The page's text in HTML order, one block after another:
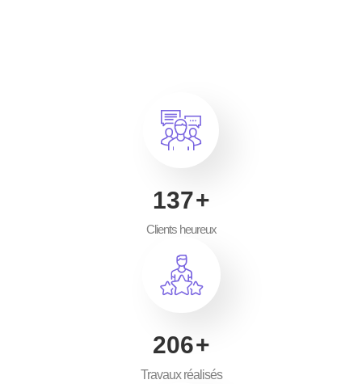
200+
Clients heureux
300+
Travaux réalisés